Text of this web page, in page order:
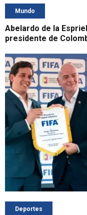
Mundo
Abelardo de la
presidente de
Deportes